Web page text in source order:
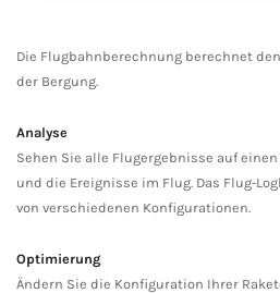
Die Flugbahnberechnung berechnet
der Bergung.
Analyse
Sehen Sie alle Flugergebnisse auf
und die Ereignisse im Flug. Das Flug-
von verschiedenen Konfigurationen.
Optimierung
Ändern Sie die Konfiguration Ihrer